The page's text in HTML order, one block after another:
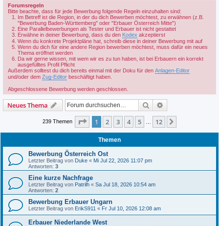
Forumsregeln
Bitte beachte, dass für jede Bewerbung folgende Regeln einzuhalten sind:
Im Betreff ist die Region, in der du dich Bewerben möchtest, zu erwähnen (z.B.
"Bewerbung Baden-Württemberg" oder "Erbauer Österreich Mitte")
Eine Parallelbewerbungen als Tester und Erbauer ist nicht gestattet
Erwähne in deiner Bewerbung, dass du den Kodex akzeptierst
Wenn du konkrete Projektpläne hat, schreib diese in deiner Bewerbung mit auf
Wenn du dich für eine andere Region bewerben möchtest, muss dafür ein neues
Thema eröffnet werden
Da wir gerne wissen, mit wem wir es zu tun haben, ist bei Erbauern ein korrekt
ausgefülltes Profil Pflicht
Außerdem solltest du dich bereits einmal mit der Doku für den Anlagen-Editor
und/oder dem Zug-Editor beschäftigt haben.
Abgeschlossene Bewerbung werden geschlossen.
Neues Thema Suche
239 Themen Seite 1von 12
1 2 3 4 5 12
Themen
Bewerbung Österreich Ost
Letzter Beitrag von Duke « Mi Jul 22, 2026 11:07 pm
Antworten: 3
Eine kurze Nachfrage
Letzter Beitrag von Patrilh « Sa Jul 18, 2026 10:54 am
Antworten: 2
Bewerbung Erbauer Ungarn
Letzter Beitrag von ErikS911 « Fr Jul 10, 2026 12:08 am
Erbauer Niederlande West